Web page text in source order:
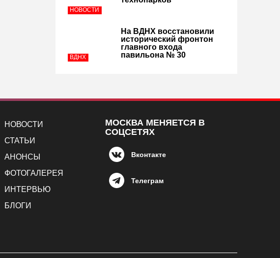
НОВОСТИ
ВДНХ
На ВДНХ восстановили
исторический фронтон
главного входа
павильона № 30
НОВОСТИ
СТАТЬИ
АНОНСЫ
ФОТОГАЛЕРЕЯ
ИНТЕРВЬЮ
БЛОГИ
МОСКВА МЕНЯЕТСЯ В
СОЦСЕТЯХ
Вконтакте
Телеграм